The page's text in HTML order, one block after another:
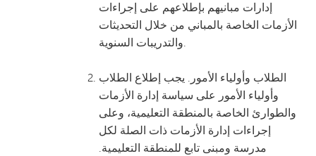
إدارات مبانيهم بإطلاعهم على إجراءات
الأزمات الخاصة بالمباني من خلال التحديثات
والتدريبات السنوية.
الطلاب وأولياء الأمور. يجب إطلاع الطلاب
وأولياء الأمور على سياسة إدارة الأزمات
والطوارئ الخاصة بالمنطقة التعليمية، وعلى
إجراءات إدارة الأزمات ذات الصلة لكل
مدرسة ومبنى تابع للمنطقة التعليمية.